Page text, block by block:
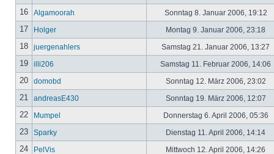
16 Algamoorah Sonntag 8. Januar 2006, 19:12
17 Holger Montag 9. Januar 2006, 23:18
18 juergenahlers Samstag 21. Januar 2006, 13:27
19 illi206 Samstag 11. Februar 2006, 14:06
20 domobd Sonntag 12. März 2006, 23:02
21 andreasE430 Sonntag 19. März 2006, 12:07
22 Mumpel Donnerstag 6. April 2006, 05:36
23 Sparky Dienstag 11. April 2006, 14:14
24 PelVis Mittwoch 12. April 2006, 14:26